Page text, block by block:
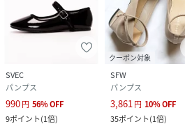
SVEC
パンプス
990円 56%OFF
9ポイント(1倍)
クーポン対象
SFW
パンプス
3,861 円 10%OFF
35ポイント(1倍)